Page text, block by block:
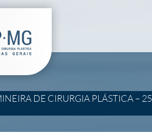
DE CIRURGIA PLÁSTICA – 25